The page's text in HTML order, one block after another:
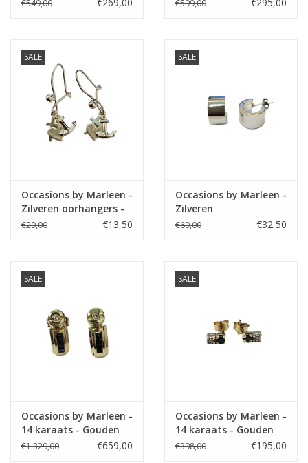
€549,00 €269,00 €599,00 €295,00
SALE
Occasions by Marleen -
Zilveren oorhangers -
Geloof, hoop en liefde
€29,00 €13,50
SALE
Occasions by Marleen -
Zilveren
stekeroorringen - Glad
€69,00 €32,50
SALE
Occasions by Marleen -
14 karaats - Gouden
steker oorringen -
€1.329,00 €659,00
SALE
Occasions by Marleen -
14 karaats - Gouden
oorknoppen - Diamant
€398,00 €195,00